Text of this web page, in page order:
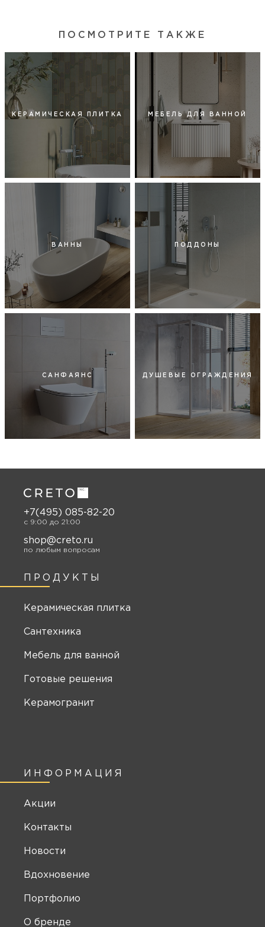
ПОСМОТРИТЕ ТАКЖЕ
КЕРАМИЧЕСКАЯ ПЛИТКА МЕБЕЛЬ ДЛЯ ВАННОЙ
ВАННЫ ПОДДОНЫ
САНФАЯНС ДУШЕВЫЕ ОГРАЖДЕНИЯ
ИНФОРМАЦИЯ
Акции
Контакты
Новости
Вдохновение
Портфолио
О бренде
ПРОДУКТЫ
Керамическая плитка
Сантехника
Мебель для ванной
Готовые решения
Керамогранит
+7(495) 085-82-20
c 9:00 до 21:00
shop@creto.ru
по любым вопросам